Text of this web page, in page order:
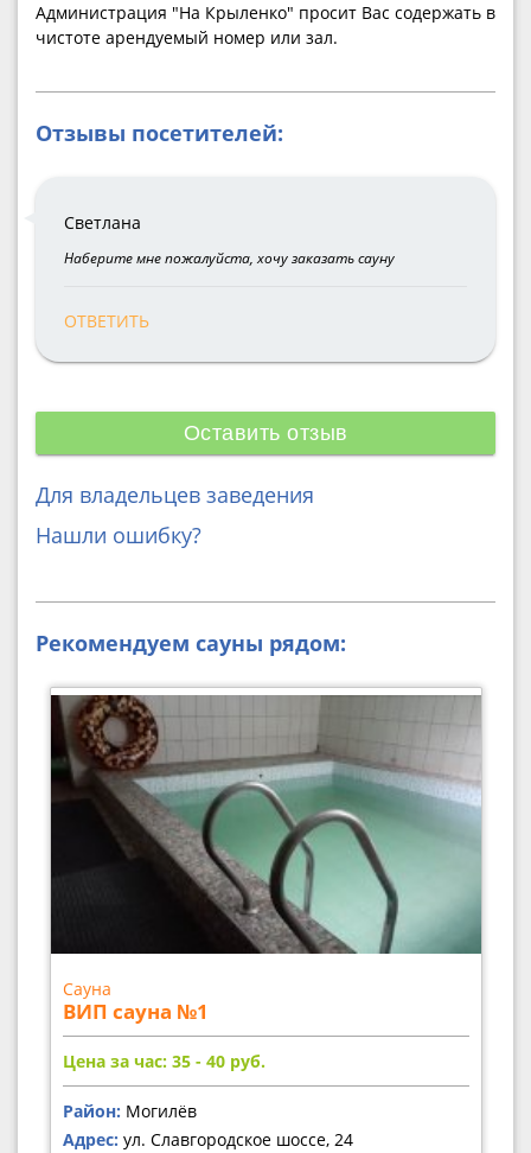
Администрация "На Крыленко" просит Вас содержать в
чистоте арендуемый номер или зал.
Отзывы посетителей:
Светлана
Наберите мне пожалуйста, хочу заказать сауну
ОТВЕТИТЬ
Оставить отзыв
Для владельцев заведения
Нашли ошибку?
Рекомендуем сауны рядом:
Сауна
ВИП сауна №1
Цена за час: 35 - 40 руб.
Район: Могилёв
Адрес: ул. Славгородское шоссе, 24